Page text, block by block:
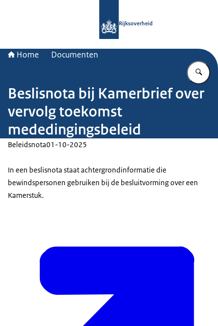
Rijksoverheid
Home Documenten
Beslisnota bij Kamerbrief over
vervolg toekomst
mededingingsbeleid
Beleidsnota01-10-2025
In een beslisnota staat achtergrondinformatie die
bewindspersonen gebruiken bij de besluitvorming over een
Kamerstuk.